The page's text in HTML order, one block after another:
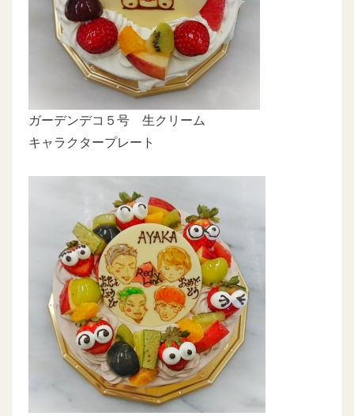
ガーデンデコ５号 生クリーム
キャラクタープレート